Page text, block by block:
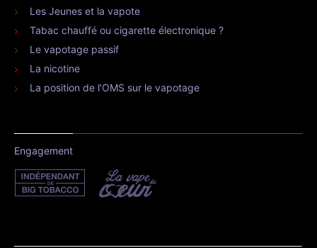
Les Jeunes et la vapote
Tabac chauffé ou cigarette électronique ?
Le vapotage passif
La nicotine
La position de l’OMS sur le vapotage
Engagement